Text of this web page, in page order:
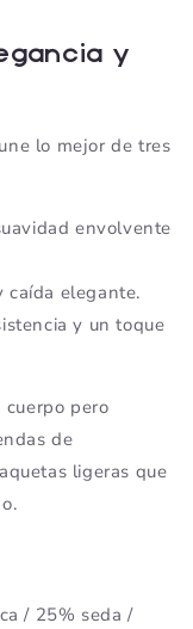
y
lo mejor de tres
envolvente
caída elegante.
y un toque
pero
de
ligeras que
/ 25% seda /